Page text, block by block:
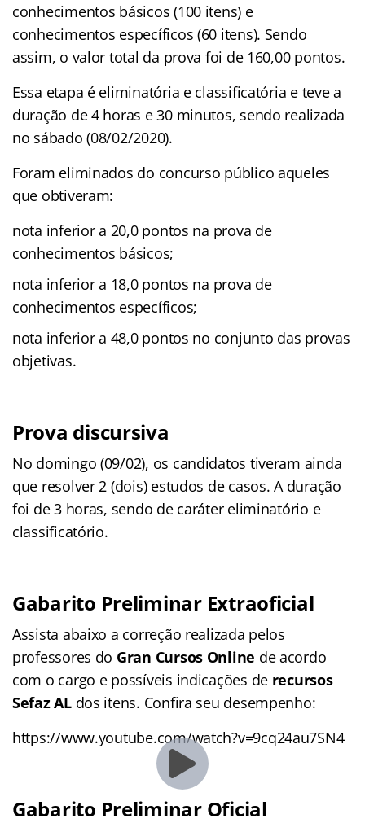
conhecimentos básicos (100 itens) e
conhecimentos específicos (60 itens). Sendo
assim, o valor total da prova foi de 160,00 pontos.
Essa etapa é eliminatória e classificatória e teve a
duração de 4 horas e 30 minutos, sendo realizada
no sábado (08/02/2020).
Foram eliminados do concurso público aqueles
que obtiveram:
nota inferior a 20,0 pontos na prova de
conhecimentos básicos;
nota inferior a 18,0 pontos na prova de
conhecimentos específicos;
nota inferior a 48,0 pontos no conjunto das provas
objetivas.
Prova discursiva
No domingo (09/02), os candidatos tiveram ainda
que resolver 2 (dois) estudos de casos. A duração
foi de 3 horas, sendo de caráter eliminatório e
classificatório.
Gabarito Preliminar Extraoficial
Assista abaixo a correção realizada pelos
professores do Gran Cursos Online de acordo
com o cargo e possíveis indicações de recursos
Sefaz ALdos itens. Confira seu desempenho:
https://www.youtube.com/watch?v=9cq24au7SN4
Gabarito Preliminar Oficial